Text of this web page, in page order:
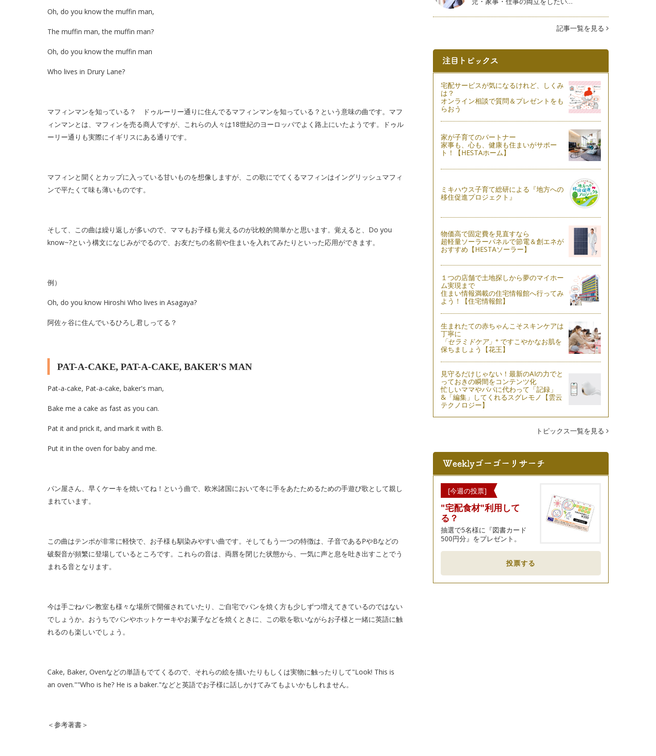
Oh, do you know the muffin man,
The muffin man, the muffin man?
Oh, do you know the muffin man
Who lives in Drury Lane?
マフィンマンを知っている？ ドゥルーリー通りに住んでるマフィンマンを知っている？という意味の曲です。マフ
ィンマンとは、マフィンを売る商人ですが、これらの人々は18世紀のヨーロッパでよく路上にいたようです。ドゥル
ーリー通りも実際にイギリスにある通りです。
マフィンと聞くとカップに入っている甘いものを想像しますが、この歌にでてくるマフィンはイングリッシュマフィ
ンで平たくて味も薄いものです。
そして、この曲は繰り返しが多いので、ママもお子様も覚えるのが比較的簡単かと思います。覚えると、Do you
know~?という構文になじみがでるので、お友だちの名前や住まいを入れてみたりといった応用ができます。
例）
Oh, do you know Hiroshi Who lives in Asagaya?
阿佐ヶ谷に住んでいるひろし君しってる？
PAT-A-CAKE, PAT-A-CAKE, BAKER'S MAN
Pat-a-cake, Pat-a-cake, baker's man,
Bake me a cake as fast as you can.
Pat it and prick it, and mark it with B.
Put it in the oven for baby and me.
パン屋さん、早くケーキを焼いてね！という曲で、欧米諸国において冬に手をあたためるための手遊び歌として親し
まれています。
この曲はテンポが非常に軽快で、お子様も馴染みやすい曲です。そしてもう一つの特徴は、子音であるPやBなどの
破裂音が頻繁に登場しているところです。これらの音は、両唇を閉じた状態から、一気に声と息を吐き出すことでう
まれる音となります。
今は手ごねパン教室も様々な場所で開催されていたり、ご自宅でパンを焼く方も少しずつ増えてきているのではない
でしょうか。おうちでパンやホットケーキやお菓子などを焼くときに、この歌を歌いながらお子様と一緒に英語に触
れるのも楽しいでしょう。
Cake, Baker, Ovenなどの単語もでてくるので、それらの絵を描いたりもしくは実物に触ったりして"Look! This is
an oven.""Who is he? He is a baker."などと英語でお子様に話しかけてみてもよいかもしれません。
＜参考著書＞
記事一覧を見る
宅配サービスが気になるけれど、しくみ
は？
オンライン相談で質問＆プレゼントをも
らおう
家が子育てのパートナー
家事も、心も、健康も住まいがサポー
ト！【HESTAホーム】
ミキハウス子育て総研による『地方への
移住促進プロジェクト』
物価高で固定費を見直すなら
超軽量ソーラーパネルで節電＆創エネが
おすすめ【HESTAソーラー】
１つの店舗で土地探しから夢のマイホー
ム実現まで
住まい情報満載の住宅情報館へ行ってみ
よう！【住宅情報館】
生まれたての赤ちゃんこそスキンケアは
丁寧に
「セラミドケア」 ※ですこやかなお肌を
保ちましょう【花王】
見守るだけじゃない！最新のAIの力でと
っておきの瞬間をコンテンツ化
忙しいママやパパに代わって「記録」
&「編集」してくれるスグレモノ【雲云
テクノロジー】
トピックス一覧を見る
[今週の投票]
"宅配食材"利用して
る？
抽選で5名様に『図書カード
500円分』をプレゼント。
投票する